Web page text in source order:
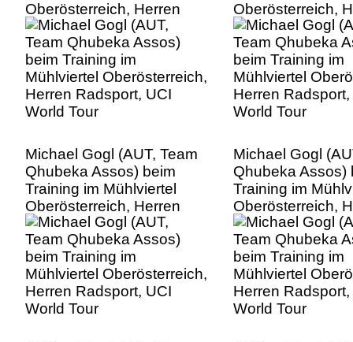
Oberösterreich, Herren
Radsport, UCI World Tour
Oberösterreich,
Radsport, UCI
Michael Gogl (AUT, Team
Qhubeka Assos) beim
Training im Mühlviertel
Oberösterreich, Herren
Radsport, UCI World Tour
Michael Gogl
Qhubeka Assos)
Training im
Oberösterreich,
Radsport, UCI